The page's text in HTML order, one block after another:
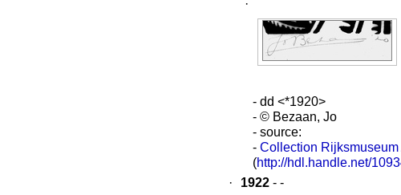
·
- dd <*1920>
- © Bezaan, Jo
- source:
- Collection
(http://hdl.handle.net/
·
1922 - -